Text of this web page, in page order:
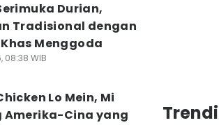
Durian,
Tradisional dengan
Menggoda
08:38 WIB
Lo Mein, Mi
Amerika-Cina yang